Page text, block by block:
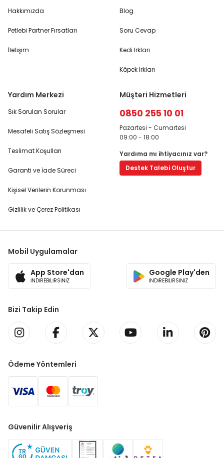
Hakkımızda
Petlebi Partner Fırsatları
İletişim
Blog
Soru Cevap
Kedi Irkları
Köpek Irkları
Yardım Merkezi
Sık Sorulan Sorular
Mesafeli Satış Sözleşmesi
Teslimat Koşulları
Garanti ve İade Süreci
Kişisel Verilerin Korunması
Gizlilik ve Çerez Politikası
Müşteri Hizmetleri
0850 255 10 01
Pazartesi - Cumartesi
09:00 - 18:00
Yardıma mı ihtiyacınız var?
Destek Talebi Oluştur
Mobil Uygulamalar
App Store'dan
İNDİREBİLİRSİNİZ
Google Play'den
İNDİREBİLİRSİNİZ
Bizi Takip Edin
Ödeme Yöntemleri
Güvenilir Alışveriş